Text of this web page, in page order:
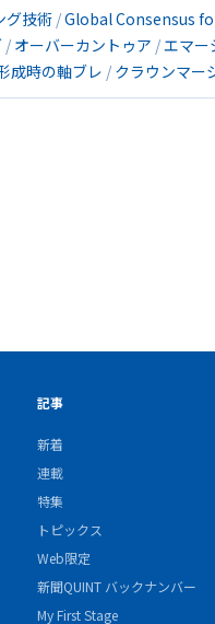
グ技術 Global Consensus
オーバーカントゥア エマー
成時の軸ブレ クラウンマー
記事
新着
連載
特集
トピックス
Web限定
新聞QUINT バックナンバー
My First Stage